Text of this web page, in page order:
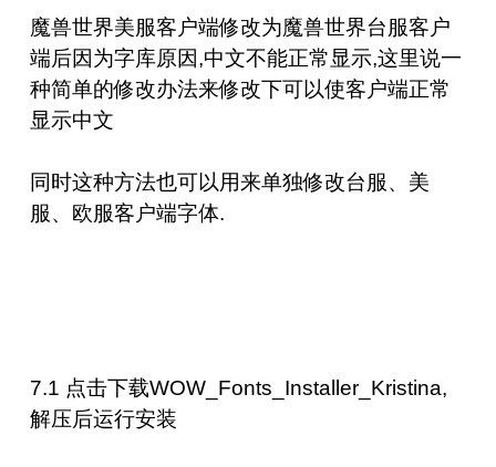
魔兽世界美服客户端修改为魔兽世界台服客户
端后因为字库原因,中文不能正常显示,这里说一
种简单的修改办法来修改下可以使客户端正常
显示中文
同时这种方法也可以用来单独修改台服、美
服、欧服客户端字体.
7.1 点击下载WOW_Fonts_Installer_Kristina,
解压后运行安装